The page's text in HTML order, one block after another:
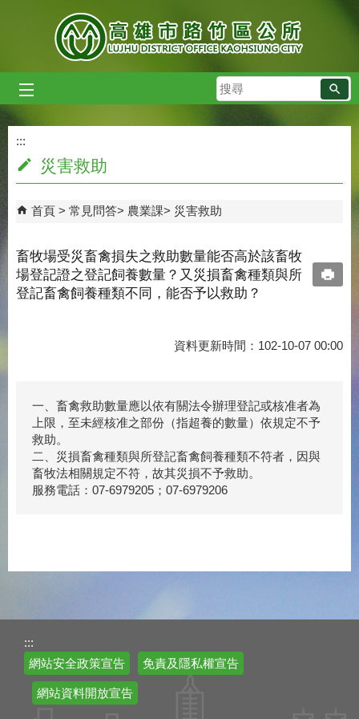
跳到主要內容區塊
搜
尋
:::
災害救助
首頁 常見問答 農業課 災害救助
畜牧場受災畜禽損失之救助數量能否高於該畜牧
場登記證之登記飼養數量？又災損畜禽種類與所
登記畜禽飼養種類不同，能否予以救助？
資料更新時間：102-10-07 00:00
一、畜禽救助數量應以依有關法令辦理登記或核准者為
上限，至未經核准之部份（指超養的數量）依規定不予
救助。
二、災損畜禽種類與所登記畜禽飼養種類不符者，因與
畜牧法相關規定不符，故其災損不予救助。
服務電話：07-6979205；07-6979206
:::
網站安全政策宣告
免責及隱私權宣告
網站資料開放宣告